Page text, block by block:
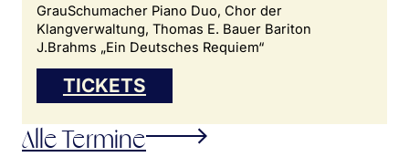
GrauSchumacher Piano Duo, Chor der
Klangverwaltung, Thomas E. Bauer Bariton
J.Brahms „Ein Deutsches Requiem“
TICKETS
Alle Termine